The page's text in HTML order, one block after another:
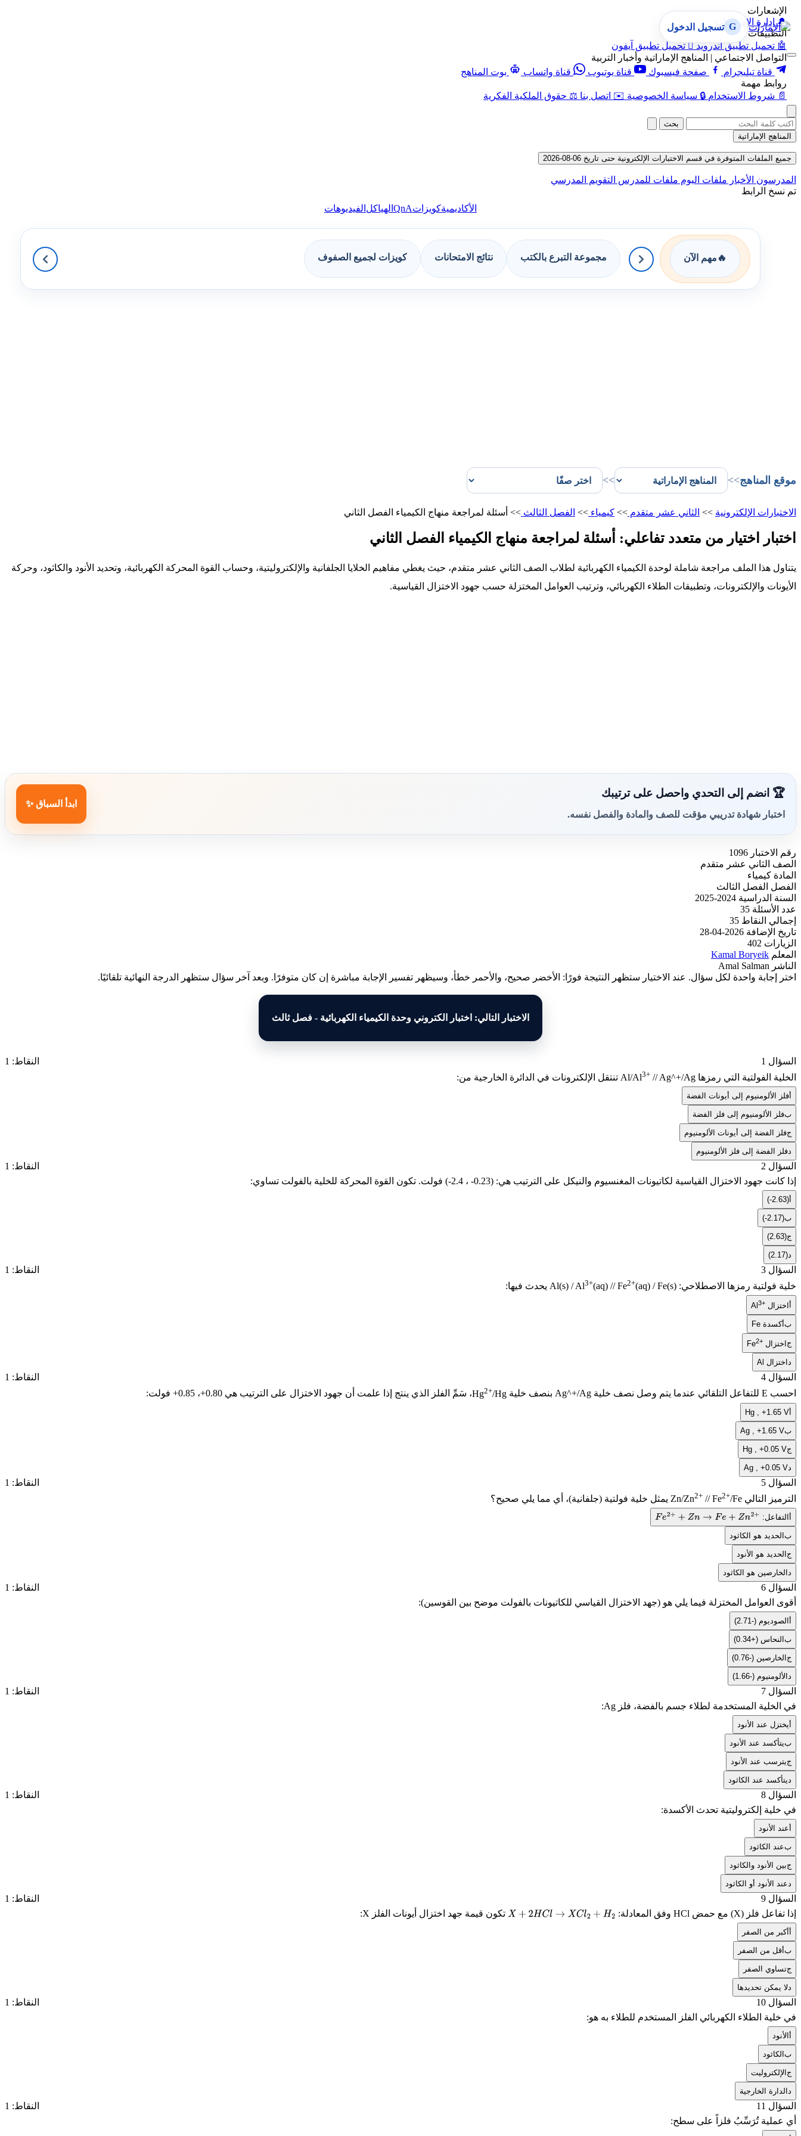
الإشعارات
🔔 إدارة الإشعارات
التطبيقات
🤖 تحميل تطبيق أندرويد  تحميل تطبيق آيفون
التواصل الاجتماعي | المناهج الإماراتية وأخبار التربية
قناة تيليجرام
صفحة فيسبوك قناة يوتيوب قناة واتساب
بوت المناهج
روابط مهمة
📄 شروط الاستخدام 🔒 سياسة الخصوصية ✉️ اتصل بنا ⚖️ حقوق الملكية الفكرية
G تسجيل الدخول
بحث
المناهج الإماراتية
جميع الملفات المتوفرة في قسم الاختبارات الإلكترونية حتى تاريخ 06-08-2026
المدرسون الأخبار ملفات اليوم ملفات للمدرس التقويم المدرسي
تم نسخ الرابط
الأكاديميةكويزاتQnA الهياكل الفيديوهات
🔥 مهم الآن مجموعة التبرع بالكتب نتائج الامتحانات كويزات لجميع الصفوف
موقع المناهج>>
>>
الاختبارات الإلكترونية >> الثاني عشر متقدم >> كيمياء >> الفصل الثالث >> أسئلة لمراجعة منهاج الكيمياء الفصل الثاني
اختبار اختيار من متعدد تفاعلي: أسئلة لمراجعة منهاج الكيمياء الفصل الثاني
يتناول هذا الملف مراجعة شاملة لوحدة الكيمياء الكهربائية لطلاب الصف الثاني عشر متقدم، حيث يغطي مفاهيم الخلايا الجلفانية والإلكتروليتية، وحساب القوة المحركة الكهربائية، وتحديد الأنود والكاثود، وحركة
الأيونات والإلكترونات، وتطبيقات الطلاء الكهربائي، وترتيب العوامل المختزلة حسب جهود الاختزال القياسية.
🏆 انضم إلى التحدي واحصل على ترتيبك
اختبار شهادة تدريبي مؤقت للصف والمادة والفصل نفسه.
ابدأ السباق ✨
رقم الاختبار 1096
الصف الثاني عشر متقدم
المادة كيمياء
الفصل الفصل الثالث
السنة الدراسية 2024-2025
عدد الأسئلة 35
إجمالي النقاط 35
تاريخ الإضافة 2026-04-28
الزيارات 402
المعلم Kamal Boryeik
الناشر Amal Salman
اختر إجابة واحدة لكل سؤال. عند الاختيار ستظهر النتيجة فورًا: الأخضر صحيح، والأحمر خطأ، وسيظهر تفسير الإجابة مباشرة إن كان متوفرًا. وبعد آخر سؤال ستظهر الدرجة النهائية تلقائيًا.
الاختبار التالي: اختبار الكتروني وحدة الكيمياء الكهربائية - فصل ثالث
السؤال 1
النقاط: 1
الخلية الفولتية التي رمزها
Al/Al3+ // Ag^+/Ag تنتقل الإلكترونات في الدائرة الخارجية من:
أفلز الألومنيوم إلى أيونات الفضة
بفلز الألومنيوم إلى فلز الفضة
جفلز الفضة إلى أيونات الألومنيوم
دفلز الفضة إلى فلز الألومنيوم
السؤال 2
النقاط: 1
إذا كانت جهود الاختزال القياسية لكاتيونات المغنسيوم والنيكل على الترتيب هي: (-2.4 ، -0.23) فولت. تكون القوة المحركة للخلية بالفولت تساوي:
أ(-2.63)
ب(-2.17)
ج(2.63)
د(2.17)
السؤال 3
النقاط: 1
خلية فولتية رمزها الاصطلاحي:
Al(s) / Al3+(aq) // Fe2+(aq) / Fe(s) يحدث فيها:
أ اختزال Al 3+
بأكسدة Fe
ج اختزال Fe2+
د اختزال Al
السؤال 4
النقاط: 1
احسب E للتفاعل التلقائي عندما يتم وصل نصف خلية Ag^+/Ag بنصف خلية Hg2+/Hg ، سَمِّ الفلز الذي ينتج إذا علمت أن جهود الاختزال على الترتيب هي +0.80، +0.85 فولت:
أHg , +1.65 V
بAg , +1.65 V
جHg , +0.05 V
دAg , +0.05 V
السؤال 5
النقاط: 1
الترميز التالي
Zn/Zn2+ // Fe2+/Fe يمثل خلية فولتية (جلفانية)، أي مما يلي صحيح؟
أ التفاعل: Fe2 Zn →Fe +Z n2 +
ب الحديد هو الكاثود
ج الحديد هو الأنود
د الخارصين هو الكاثود
السؤال 6
النقاط: 1
أقوى العوامل المختزلة فيما يلي هو (جهد الاختزال القياسي للكاتيونات بالفولت موضح بين القوسين):
أ الصوديوم (-2.71)
ب النحاس (+0.34)
ج الخارصين (-0.76)
د الألومنيوم (-1.66)
السؤال 7
النقاط: 1
في الخلية المستخدمة لطلاء جسم بالفضة، فلز Ag
:
أيختزل عند الأنود
بيتأكسد عند الأنود
جيترسب عند الأنود
ديتأكسد عند الكاثود
السؤال 8
النقاط: 1
في خلية إلكتروليتية تحدث الأكسدة:
أعند الأنود
بعند الكاثود
جبين الأنود والكاثود
دعند الأنود أو الكاثود
السؤال 9
النقاط: 1
إذا تفاعل فلز (X) مع حمض
HCl وفق المعادلة: X+2HCl→XCl 2+H2 تكون قيمة جهد اختزال أيونات الفلز X:
أأكبر من الصفر
بأقل من الصفر
جتساوي الصفر
دلا يمكن تحديدها
السؤال 10
النقاط: 1
في خلية الطلاء الكهربائي الفلز المستخدم للطلاء به هو:
أ الأنود
ب الكاثود
ج الإلكتروليت
د الدارة الخارجية
السؤال 11
النقاط: 1
أي عملية تُرَسِّبُ فلزاً على سطح: